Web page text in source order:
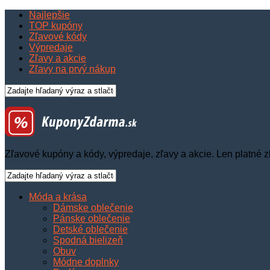
Najlepšie
TOP kupóny
Zľavové kódy
Výpredaje
Zľavy a akcie
Zľavy na prvý nákup
Zľavové kupóny a kódy, výpredaje, zľavy a akcie. Len platné
Móda a krása
Dámske oblečenie
Pánske oblečenie
Detské oblečenie
Spodná bielizeň
Obuv
Módne doplnky